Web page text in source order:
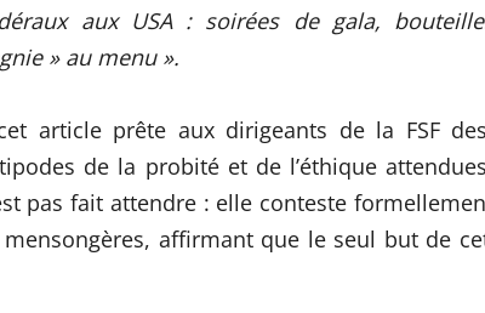
aux USA : soirées de gala,
» au menu ».
article prête aux dirigeants de la FSF
de la probité et de l’éthique
pas fait attendre : elle conteste
affirmant que le seul but de